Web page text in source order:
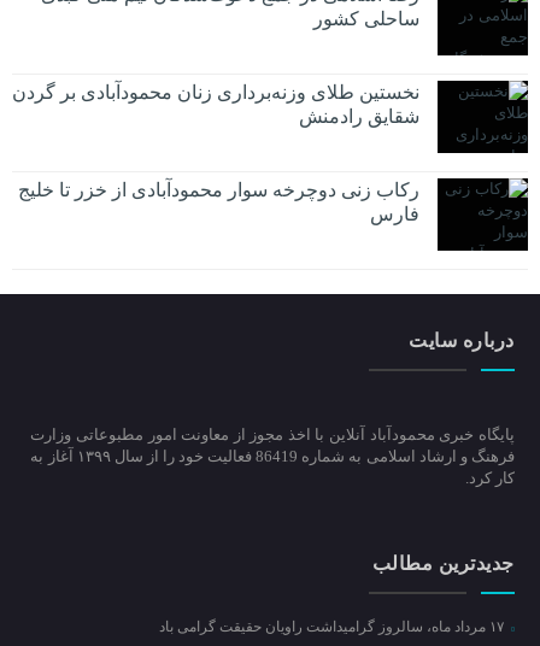
ساحلی کشور
نخستین طلای وزنه‌برداری زنان محمودآبادی بر گردن
شقایق رادمنش
رکاب زنی دوچرخه سوار محمودآبادی از خزر تا خلیج
فارس
درباره سایت
پایگاه خبری محمودآباد آنلاین با اخذ مجوز از معاونت امور مطبوعاتی وزارت
فرهنگ و ارشاد اسلامی به شماره 86419 فعالیت خود را از سال ۱۳۹۹ آغاز به
کار کرد.
جدیدترین مطالب
۱۷ مرداد ماه، سالروز گرامیداشت راویان حقیقت گرامی باد